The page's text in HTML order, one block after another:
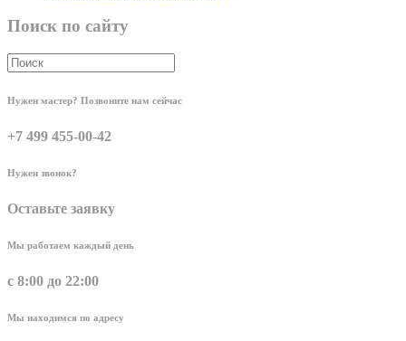
Поиск по сайту
Нужен мастер? Позвоните нам сейчас
+7 499 455-00-42
Нужен звонок?
Оставьте заявку
Мы работаем каждый день
с 8:00 до 22:00
Мы находимся по адресу